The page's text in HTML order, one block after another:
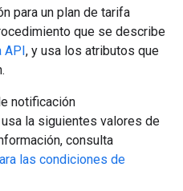
para un plan de tarifa
que se describe
API, y usa los atributos que
notificación
usa la siguientes valores de
consulta
las condiciones de